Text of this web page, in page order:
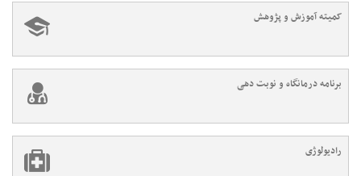
کمیته آموزش و پژوهش
برنامه درمانگاه و نوبت دهی
رادیولوژی